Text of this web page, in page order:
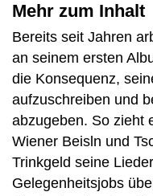
Mehr zum Inhalt
Bereits seit Jahren
an seinem ersten
die Konsequenz,
aufzuschreiben und
abzugeben. So zieht
Wiener Beisln und
Trinkgeld seine
Gelegenheitsjobs